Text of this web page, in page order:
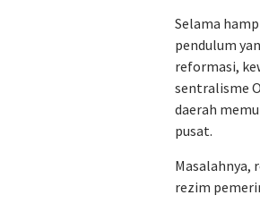
Selama
pendulum
reformasi,
sentralisme
daerah
pusat.
Masalahnya,
rezim